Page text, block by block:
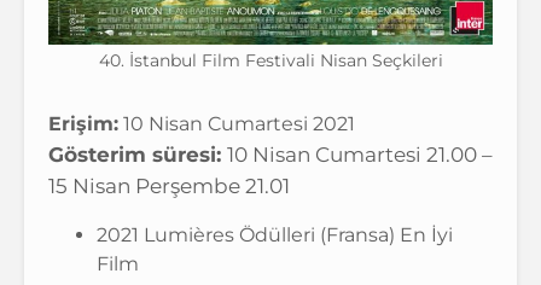
40. İstanbul Film Festivali Nisan Seçkileri
Erişim: 10 Nisan Cumartesi 2021
Gösterim süresi: 10 Nisan Cumartesi 21.00 –
15 Nisan Perşembe 21.01
2021 Lumières Ödülleri (Fransa) En İyi
Film